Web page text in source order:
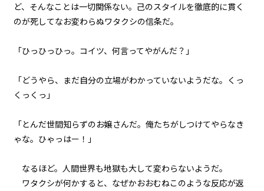
悪役令嬢、常にプラス思考で行動
する。
悪役令嬢、専属メイドの参戦を認
ソードにちょっぴり昔を思い出
す。
ど、そんなことは一切関係ない。己のスタイルを徹底的に貫く
のが死してなお変わらぬワタクシの信条だ。
「ひっひっひっ。コイツ、何言ってやがんだ？」
「どうやら、まだ自分の立場がわかっていないようだな。くっ
くっくっ」
「とんだ世間知らずのお嬢さんだ。俺たちがしつけてやらなき
ゃな。ひゃっはー！」
なるほど。人間世界も地獄も大して変わらないようだ。
ワタクシが何かすると、なぜかおおむねこのような反応が返